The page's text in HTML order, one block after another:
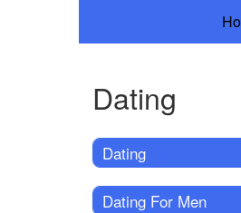
Dating
Dating
Dating For Men